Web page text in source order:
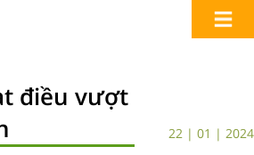
điều vượt
22 | 01 | 2024